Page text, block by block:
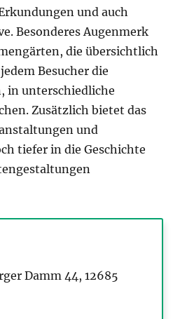
und auch
Besonderes Augenmerk
die übersichtlich
Besucher die
in unterschiedliche
Zusätzlich bietet das
und
tiefer in die Geschichte
Damm 44, 12685